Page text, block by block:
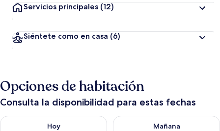
Servicios principales (12)
Siéntete como en casa (6)
Opciones de habitación
Consulta la disponibilidad para estas fechas
Hoy
Consulta la disponibilidad para hoy ago 6 - ago 7
Mañana
Consulta la disponibilidad